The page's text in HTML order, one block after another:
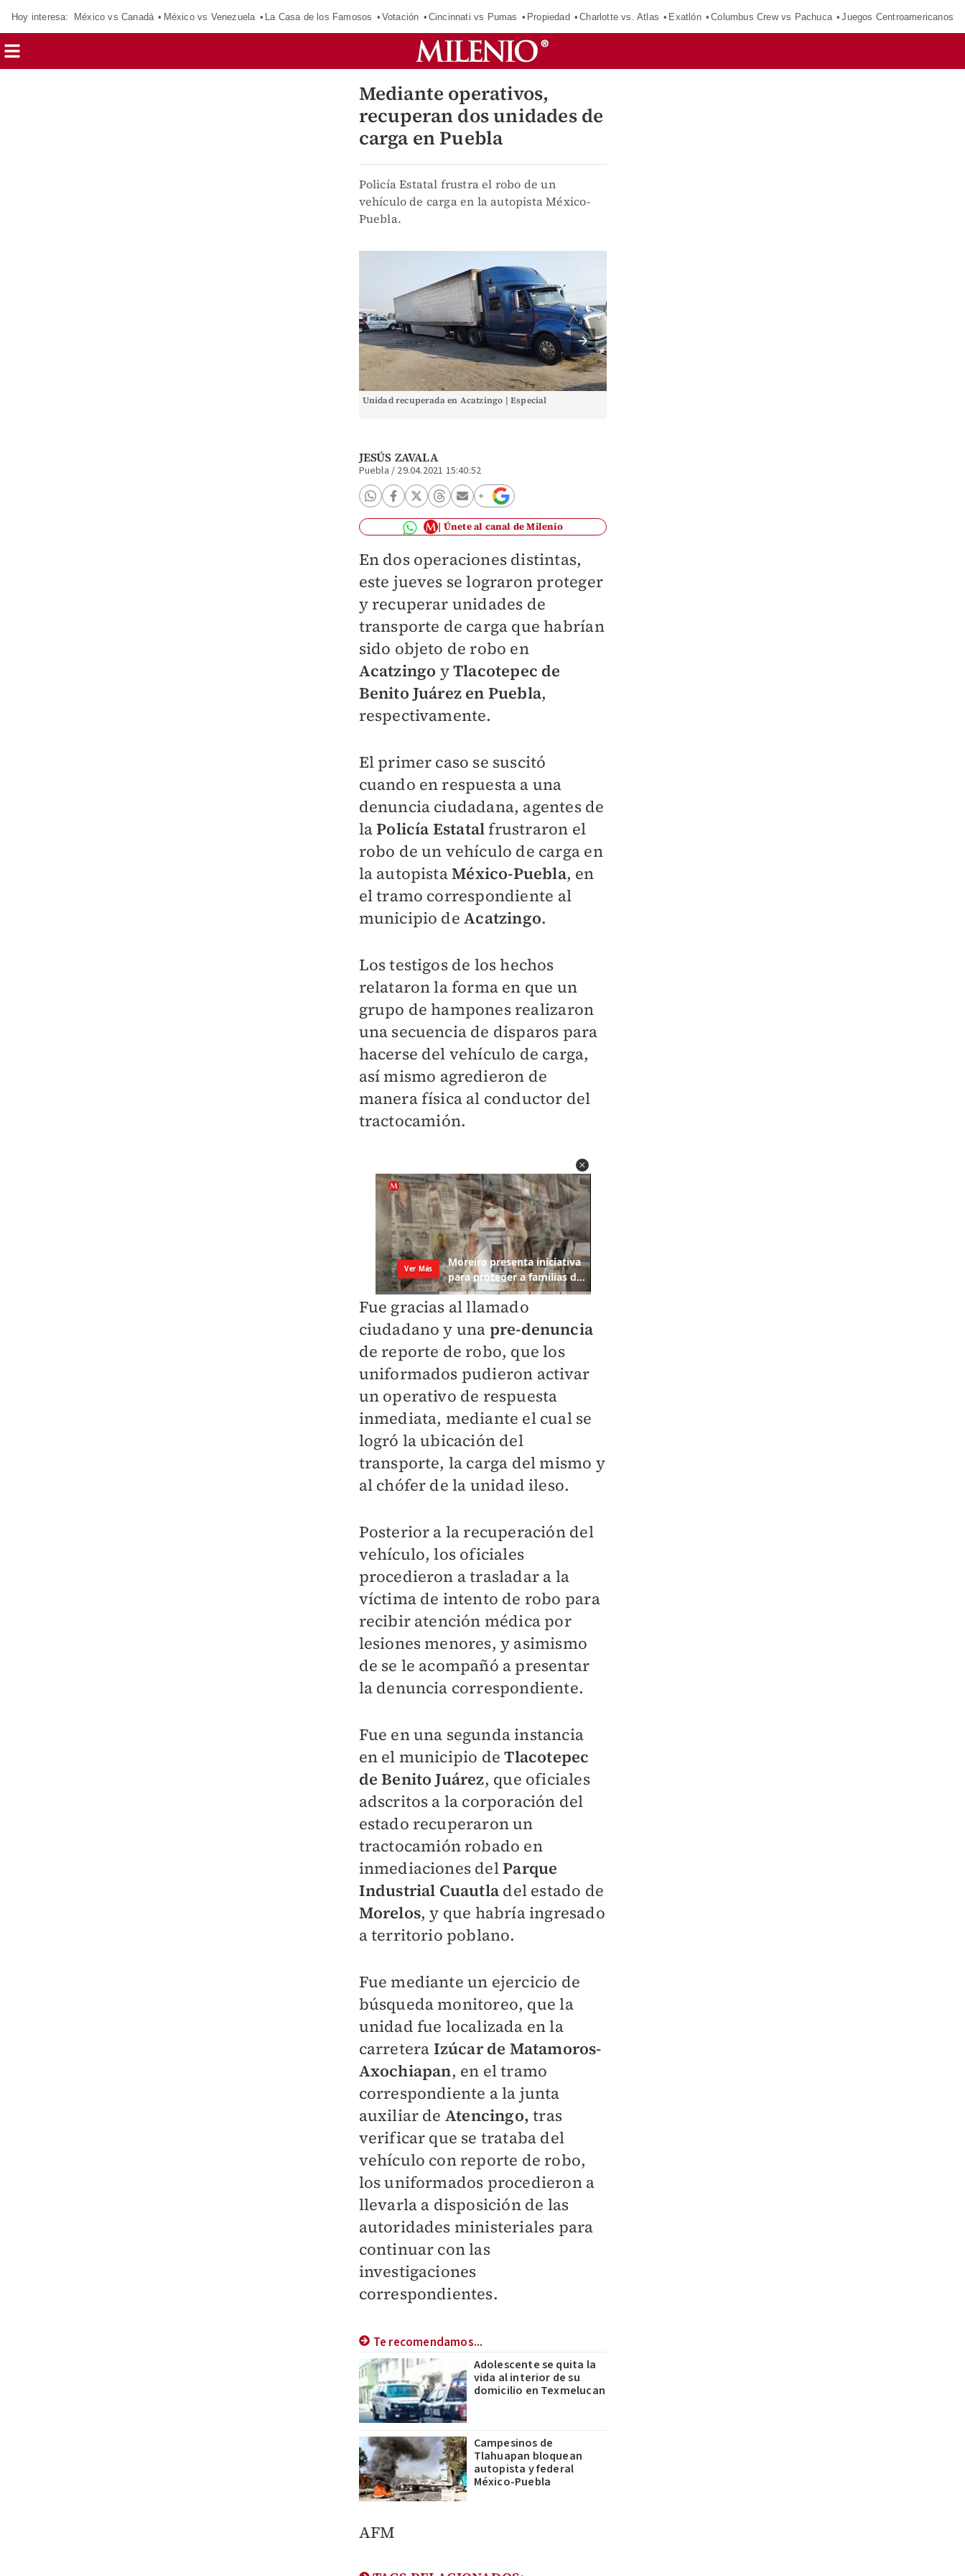
Hoy interesa: México vs Canadá México vs Venezuela La Casa de los Famosos Votación Cincinnati vs Pumas Propiedad Charlotte vs. Atlas Exatlón Columbus Crew vs Pachuca Juegos Centroamericanos
Mediante operativos,
recuperan dos unidades de
carga en Puebla
Policía Estatal frustra el robo de un
vehículo de carga en la autopista México-
Puebla.
Unidad recuperada en Acatzingo | Especial
JESÚS ZAVALA
Puebla / 29.04.2021 15:40:52
Únete al canal de Milenio
En dos operaciones distintas,
este jueves se lograron proteger
y recuperar unidades de
transporte de carga que habrían
sido objeto de robo en
Acatzingo yTlacotepec de
Benito Juárez en Puebla,
respectivamente.
El primer caso se suscitó
cuando en respuesta a una
denuncia ciudadana, agentes de
laPolicía Estatalfrustraron el
robo de un vehículo de carga en
la autopistaMéxico-Puebla, en
el tramo correspondiente al
municipio deAcatzingo.
Los testigos de los hechos
relataron la forma en que un
grupo de hampones realizaron
una secuencia de disparos para
hacerse del vehículo de carga,
así mismo agredieron de
manera física al conductor del
tractocamión.
Fue gracias al llamado
ciudadano y una pre-denuncia
de reporte de robo, que los
uniformados pudieron activar
un operativo de respuesta
inmediata, mediante el cual se
logró la ubicación del
transporte, la carga del mismo y
al chófer de la unidad ileso.
Posterior a la recuperación del
vehículo, los oficiales
procedieron a trasladar a la
víctima de intento de robo para
recibir atención médica por
lesiones menores, y asimismo
de se le acompañó a presentar
la denuncia correspondiente.
Fue en una segunda instancia
en el municipio deTlacotepec
de Benito Juárez, que oficiales
adscritos a la corporación del
estado recuperaron un
tractocamión robado en
inmediaciones delParque
Industrial Cuautla del estado de
Morelos, y que habría ingresado
a territorio poblano.
Fue mediante un ejercicio de
búsqueda monitoreo, que la
unidad fue localizada en la
carretera Izúcar de Matamoros-
Axochiapan, en el tramo
correspondiente a la junta
auxiliar de Atencingo, tras
verificar que se trataba del
vehículo con reporte de robo,
los uniformados procedieron a
llevarla a disposición de las
autoridades ministeriales para
continuar con las
investigaciones
correspondientes.
Te recomendamos...
Adolescente se quita la
vida al interior de su
domicilio en Texmelucan
Campesinos de
Tlahuapan bloquean
autopista y federal
México-Puebla
AFM